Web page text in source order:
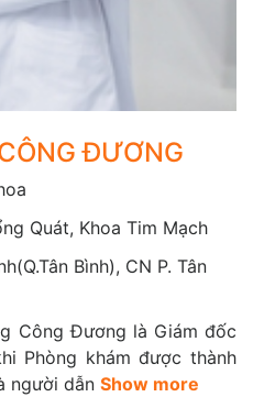
ĐƯƠNG
Quát, Khoa Tim Mạch
Bình), CN P. Tân
Công Đương là Giám đốc
Phòng khám được thành
người dẫn Show more